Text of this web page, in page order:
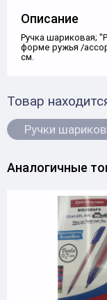
Описание
Ручка шариковая;
форме ружья /
см.
Товар
Ручки
Аналогичные